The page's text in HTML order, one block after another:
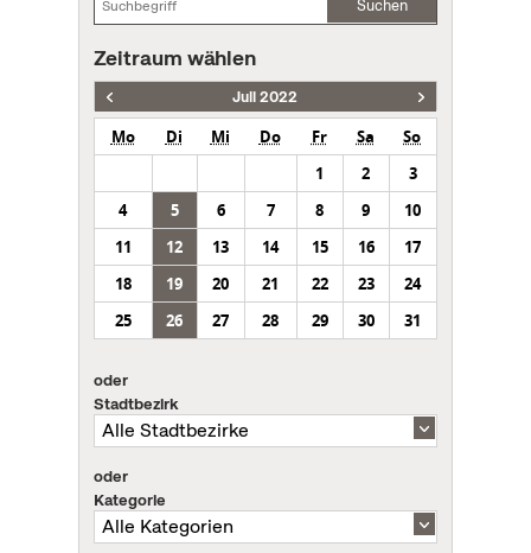
Suchen
Zeitraum wählen
Juli 2022
Mo Di Mi Do Fr Sa
So
1
2
3
4
5 6 7 8 9
10
11
12 13 14 15 16
17
18
19 20 21 22 23
24
25
26 27 28 29 30 31
oder
Stadtbezirk
oder
Kategorie